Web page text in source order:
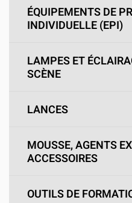
ÉQUIPEMENTS DE
INDIVIDUELLE (EPI)
LAMPES ET
SCÈNE
LANCES
MOUSSE, AGENTS
ACCESSOIRES
OUTILS DE